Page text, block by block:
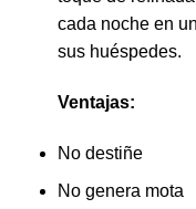
cada noche en
sus huéspedes.
Ventajas:
No destiñe
No genera mota